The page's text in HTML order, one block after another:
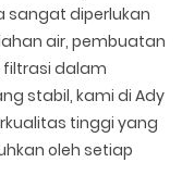
sangat diperlukan
air, pembuatan
dalam
stabil, kami di Ady
tinggi yang
oleh setiap